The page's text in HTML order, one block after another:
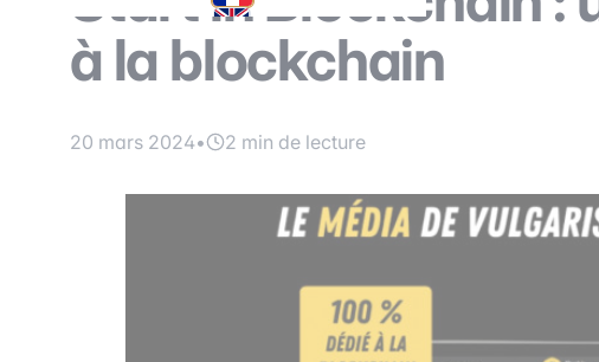
à la blockchain
20 mars 2024• 2 min de lecture